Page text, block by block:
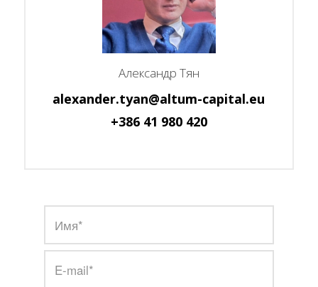
Александр Тян
alexander.tyan@altum-capital.eu
+386 41 980 420